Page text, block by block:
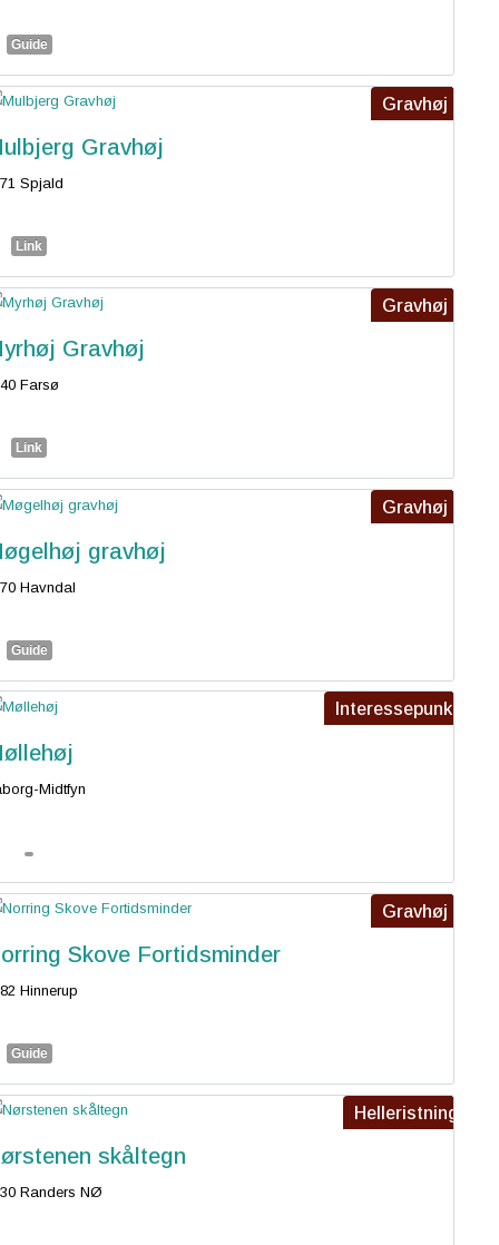
Guide
Gravhøj
Gravhøj
Spjald
Link
Gravhøj
Gravhøj
Farsø
Link
Gravhøj
gravhøj
Havndal
Guide
Interessepunkt
Midtfyn
Gravhøj
Skove Fortidsminder
Hinnerup
Guide
Helleristning
skåltegn
Randers NØ